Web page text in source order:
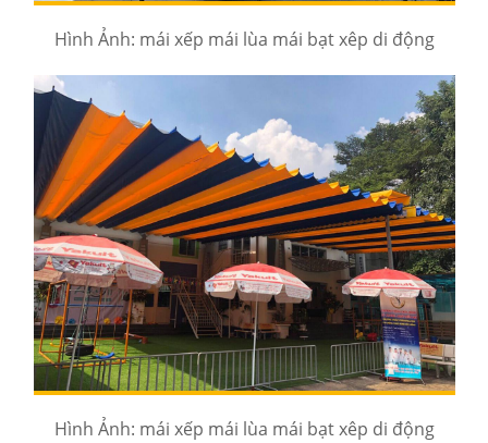
Hình Ảnh: mái xếp mái lùa mái bạt xêp di động
Hình Ảnh: mái xếp mái lùa mái bạt xêp di động